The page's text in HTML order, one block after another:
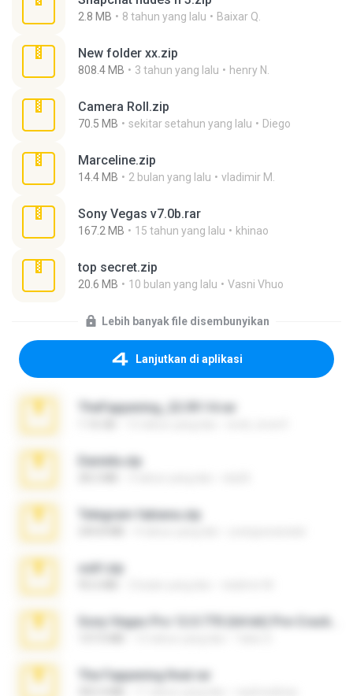
2.8 MB 8 tahun yang lalu Baixar Q.
New folder xx.zip
808.4 MB 3 tahun yang lalu henry N.
Camera Roll.zip
70.5 MB sekitar setahun yang lalu Diego
Marceline.zip
14.4 MB 2 bulan yang lalu vladimir M.
Sony Vegas v7.0b.rar
167.2 MB 15 tahun yang lalu khinao
top secret.zip
20.6 MB 10 bulan yang lalu Vasni Vhuo
Lebih banyak file disembunyikan
Lanjutkan di aplikasi
TheFappening_22.09.14.rar
Daniela.zip
Telegram fabiana.zip
ouh!.zip
The Fappening final.rar